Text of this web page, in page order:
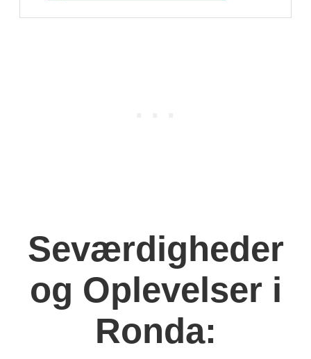
Seværdigheder
og Oplevelser i
Ronda: